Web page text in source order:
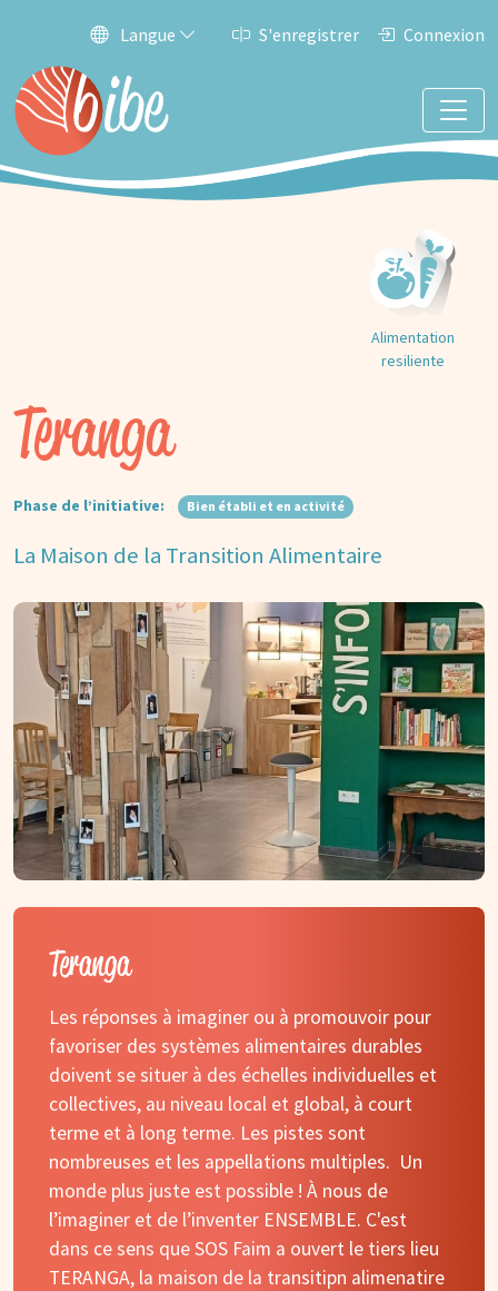
Langue S'enregistrer Connexion
Alimentation
resiliente
Teranga
Phase de l’initiative: Bien établi et en activité
La Maison de la Transition Alimentaire
Teranga
Les réponses à imaginer ou à promouvoir pour
favoriser des systèmes alimentaires durables
doivent se situer à des échelles individuelles et
collectives, au niveau local et global, à court
terme et à long terme. Les pistes sont
nombreuses et les appellations multiples. Un
monde plus juste est possible ! À nous de
l’imaginer et de l’inventer ENSEMBLE. C'est
dans ce sens que SOS Faim a ouvert le tiers lieu
TERANGA, la maison de la transitipn alimenatire